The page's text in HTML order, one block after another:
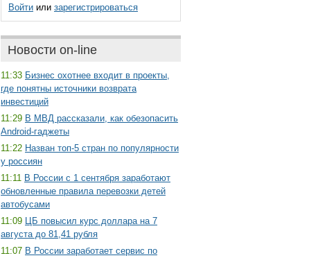
Войти или зарегистрироваться
Новости on-line
11:33 Бизнес охотнее входит в проекты,
где понятны источники возврата
инвестиций
11:29 В МВД рассказали, как обезопасить
Android-гаджеты
11:22 Назван топ-5 стран по популярности
у россиян
11:11 В России с 1 сентября заработают
обновленные правила перевозки детей
автобусами
11:09 ЦБ повысил курс доллара на 7
августа до 81,41 рубля
11:07 В России заработает сервис по